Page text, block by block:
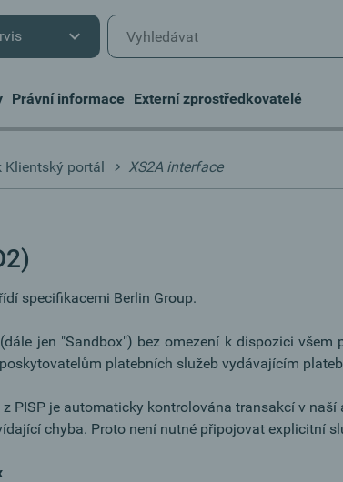
Právní informace Externí zprostředkovatelé
Klientský portál XS2A interface
specifikacemi Berlin Group.
jen "Sandbox") bez omezení k dispozici
platebních služeb vydávajícím
PISP je automaticky kontrolována transakcí v
chyba. Proto není nutné připojovat explicitní